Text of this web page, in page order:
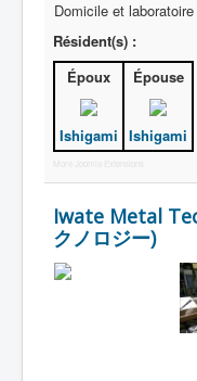
Domicile et
Résident(s) :
Époux
Ishigami
Épouse
Ishigami
More Joomla Extensions
Iwate Metal
クノロジー)